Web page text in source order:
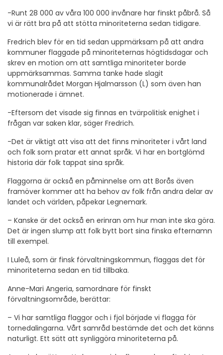
-Runt 28 000 av våra 100 000 invånare har finskt påbrå. Så
vi är rätt bra på att stötta minoriteterna sedan tidigare.
Fredrich blev för en tid sedan uppmärksam på att andra
kommuner flaggade på minoriteternas högtidsdagar och
skrev en motion om att samtliga minoriteter borde
uppmärksammas. Samma tanke hade slagit
kommunalrådet Morgan Hjalmarsson (L) som även han
motionerade i ämnet.
-Eftersom det visade sig finnas en tvärpolitisk enighet i
frågan var saken klar, säger Fredrich.
-Det är viktigt att visa att det finns minoriteter i vårt land
och folk som pratar ett annat språk. Vi har en bortglömd
historia där folk tappat sina språk.
Flaggorna är också en påminnelse om att Borås även
framöver kommer att ha behov av folk från andra delar av
landet och världen, påpekar Legnemark.
– Kanske är det också en erinran om hur man inte ska göra.
Det är ingen slump att folk bytt bort sina finska efternamn
till exempel.
I Luleå, som är finsk förvaltningskommun, flaggas det för
minoriteterna sedan en tid tillbaka.
Anne-Mari Angeria, samordnare för finskt
förvaltningsområde, berättar:
– Vi har samtliga flaggor och i fjol började vi flagga för
tornedalingarna. Vårt samråd bestämde det och det känns
naturligt. Ett sätt att synliggöra minoriteterna på.